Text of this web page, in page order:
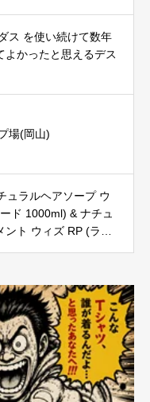
ス を使い続けて数年
よかったと思えるデス
場(岡山)
ュラルヘアソープ ウ
ド 1000ml) & ナチュ
ト ウィズ RP (ライ